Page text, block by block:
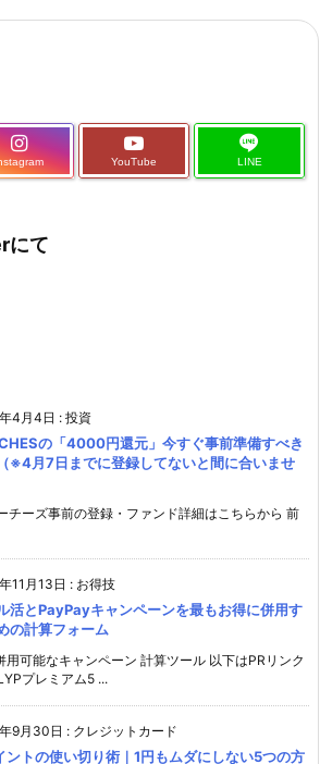
YouTube LINE
にて
4月4日 : 投資
の「4000円還元」今すぐ事前準備すべき
※4月7日までに登録してないと間に合いませ
チーズ事前の登録・ファンド詳細はこちらから 前
11月13日 : お得技
活とPayPayキャンペーンを最もお得に併用す
の計算フォーム
用可能なキャンペーン 計算ツール 以下はPRリンク
プレミアム5 ...
9月30日 : クレジットカード
ントの使い切り術｜1円もムダにしない5つの方